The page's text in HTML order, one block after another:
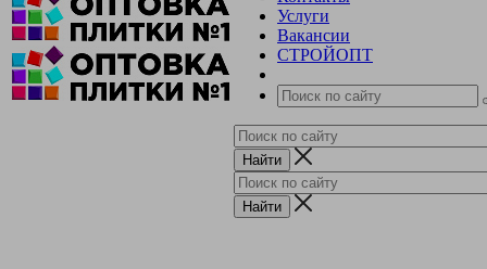
Услуги
Вакансии
СТРОЙОПТ